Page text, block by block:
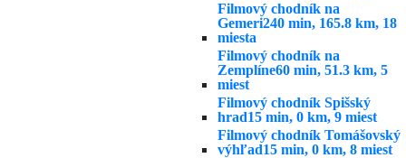
Filmový chodník na
Gemeri240 min, 165.8 km, 18
miesta
Filmový chodník na
Zemplíne60 min, 51.3 km, 5
miest
Filmový chodník Spišský
hrad15 min, 0 km, 9 miest
Filmový chodník Tomášovský
výhľad15 min, 0 km, 8 miest